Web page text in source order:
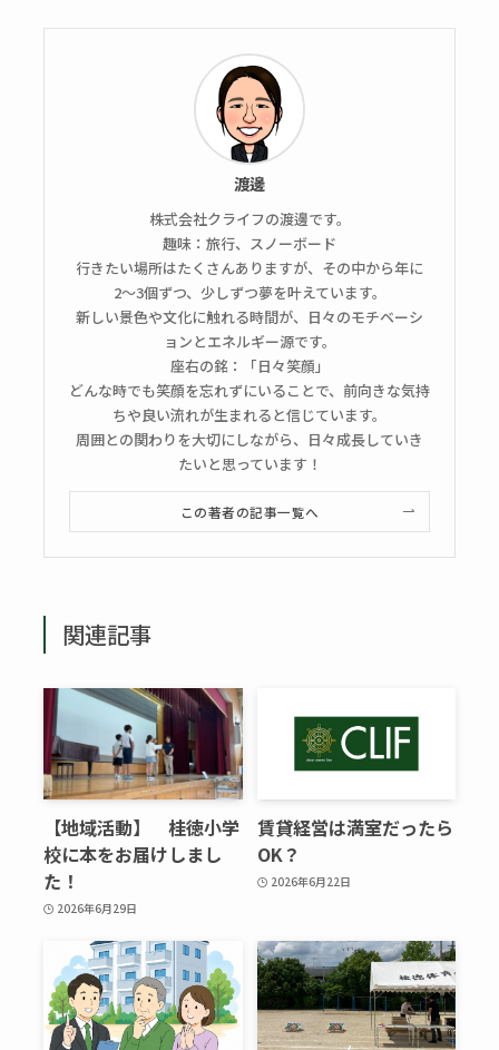
渡邊
株式会社クライフの渡邊です。
趣味：旅行、スノーボード
行きたい場所はたくさんありますが、その中から年に
2〜3個ずつ、少しずつ夢を叶えています。
新しい景色や文化に触れる時間が、日々のモチベーシ
ョンとエネルギー源です。
座右の銘：「日々笑顔」
どんな時でも笑顔を忘れずにいることで、前向きな気持
ちや良い流れが生まれると信じています。
周囲との関わりを大切にしながら、日々成長していき
たいと思っています！
この著者の記事一覧へ
関連記事
【地域活動】 桂徳小学
校に本をお届けしまし
た！
2026年6月29日
賃貸経営は満室だったら
OK？
2026年6月22日